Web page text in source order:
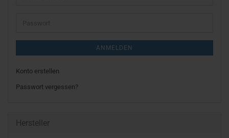
ANMELDEN
Konto erstellen
Passwort vergessen?
Hersteller